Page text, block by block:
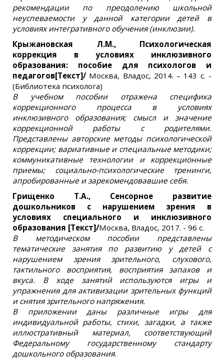
рекомендации по преодолению школьной
неуспеваемости у данной категории детей в
условиях интегративного обучения (инклюзии).
Крыжановская Л.М., Психологическая
коррекция в условиях инклюзивного
образования: пособие для психологов и
педагогов[Текст]/ Москва, Владос, 2014. – 143 с. -
(Библиотека психолога)
В учебном пособии отражена специфика
коррекционного процесса в условиях
инклюзивного образования; смысл и значение
коррекционной работы с родителями.
Представлены авторские методы психологической
коррекции; вариативные и специальные методики;
коммуникативные технологии и коррекционные
приемы; социально-психологические тренинги,
апробированные и зарекомендовавшие себя.
Грищенко Т.А., Сенсорное развитие
дошкольников с нарушением зрения в
условиях специального и инклюзивного
образования [Текст]/Москва, Владос, 2017. - 96 с.
В методическом пособии представлены
тематические занятия по развитию у детей с
нарушением зрения зрительного, слухового,
тактильного восприятия, восприятия запахов и
вкуса. В ходе занятий используются игры и
упражнения для активизации зрительных функций
и снятия зрительного напряжения.
В приложении даны различные игры для
индивидуальной работы, стихи, загадки, а также
иллюстративный материал, соответствующий
Федеральному государственному стандарту
дошкольного образования.